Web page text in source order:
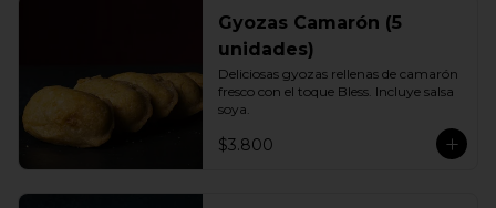
Gyozas Camarón (5
unidades)
Deliciosas gyozas rellenas de camarón
fresco con el toque Bless. Incluye salsa
soya.
$3.800